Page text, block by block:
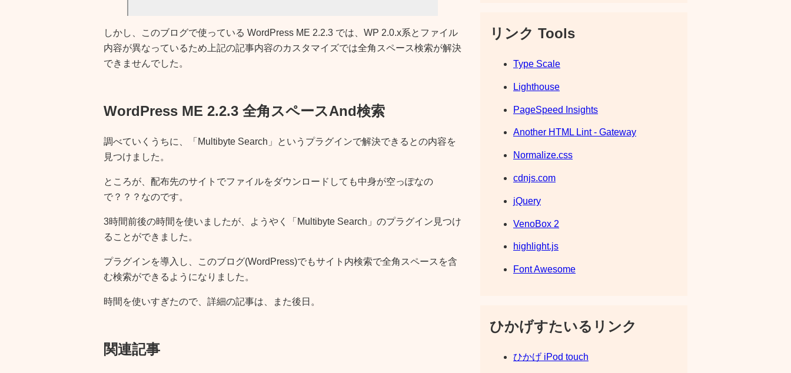
しかし、このブログで使っている WordPress ME 2.2.3 では、WP 2.0.x系とファイル
内容が異なっているため上記の記事内容のカスタマイズでは全角スペース検索が解決
できませんでした。
WordPress ME 2.2.3 全角スペースAnd検索
調べていくうちに、「Multibyte Search」というプラグインで解決できるとの内容を
見つけました。
ところが、配布先のサイトでファイルをダウンロードしても中身が空っぽなの
で？？？なのです。
3時間前後の時間を使いましたが、ようやく「Multibyte Search」のプラグイン見つけ
ることができました。
プラグインを導入し、このブログ(WordPress)でもサイト内検索で全角スペースを含
む検索ができるようになりました。
時間を使いすぎたので、詳細の記事は、また後日。
関連記事
リンク Tools
Type Scale
Lighthouse
PageSpeed Insights
Another HTML Lint - Gateway
Normalize.css
cdnjs.com
jQuery
VenoBox 2
highlight.js
Font Awesome
ひかげすたいるリンク
ひかげ iPod touch